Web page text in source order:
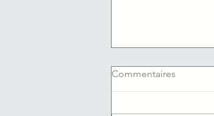
Commentaires